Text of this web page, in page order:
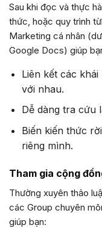
Sau khi đọc và thực
thức, hoặc quy trình
Marketing cá nhân
Google Docs) giúp
Liên kết các khái
với nhau.
Dễ dàng tra cứu
Biến kiến thức
riêng mình.
Tham gia cộng
Thường xuyên thảo
các Group chuyên
giúp bạn: